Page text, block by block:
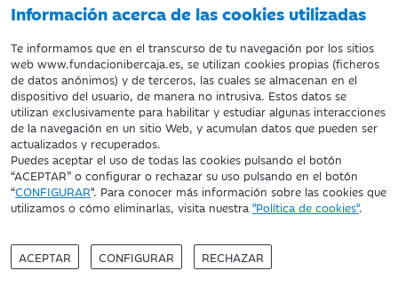
Información acerca de las cookies utilizadas
Te informamos que en el transcurso de tu navegación por los sitios
web www.fundacionibercaja.es, se utilizan cookies propias (ficheros
de datos anónimos) y de terceros, las cuales se almacenan en el
dispositivo del usuario, de manera no intrusiva. Estos datos se
utilizan exclusivamente para habilitar y estudiar algunas interacciones
de la navegación en un sitio Web, y acumulan datos que pueden ser
actualizados y recuperados.
Puedes aceptar el uso de todas las cookies pulsando el botón
“ACEPTAR” o configurar o rechazar su uso pulsando en el botón
“CONFIGURAR". Para conocer más información sobre las cookies que
utilizamos o cómo eliminarlas, visita nuestra "Política de cookies".
ACEPTAR CONFIGURAR RECHAZAR
CONDICIONES DE COMPRA
IBERCAJA BANCO
Fundación Bancaria Ibercaja. C.I.F. G-50000652.
Inscrita en el Registro de Fundaciones del Mº de Educación,
Cultura y Deporte con el nº 1689.
Domicilio social: Joaquín Costa, 13. 50001 Zaragoza.